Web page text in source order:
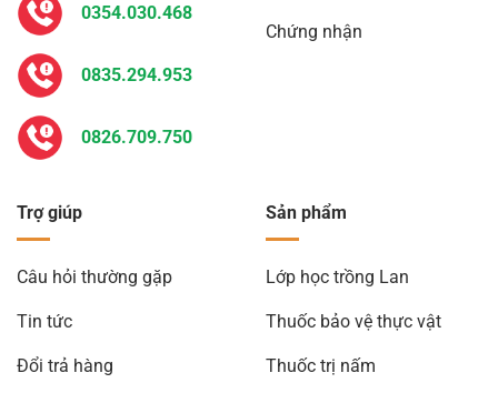
Chứng nhận
Trợ giúp
Câu hỏi thường gặp
Tin tức
Đổi trả hàng
Sản phẩm
Lớp học trồng Lan
Thuốc bảo vệ thực vật
Thuốc trị nấm
0354.030.468
0835.294.953
0826.709.750